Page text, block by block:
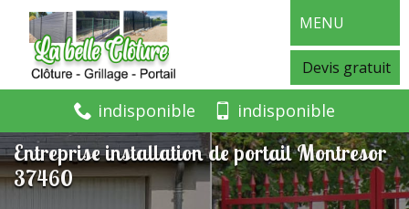
MENU
Devis gratuit
indisponible indisponible
Entreprise installation de portail Montresor
37460